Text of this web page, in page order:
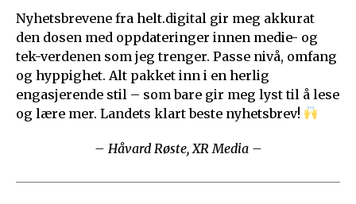
Nyhetsbrevene fra helt.digital gir meg akkurat
den dosen med oppdateringer innen medie- og
tek-verdenen som jeg trenger. Passe nivå, omfang
og hyppighet. Alt pakket inn i en herlig
engasjerende stil – som bare gir meg lyst til å lese
og lære mer. Landets klart beste nyhetsbrev!
– Håvard Røste, XR Media –